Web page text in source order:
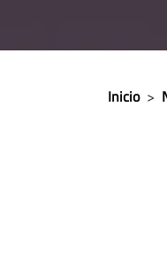
Inicio >